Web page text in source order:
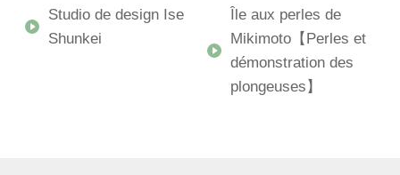
Studio de design Ise
Shunkei
Île aux perles de
Mikimoto【Perles et
démonstration des
plongeuses】